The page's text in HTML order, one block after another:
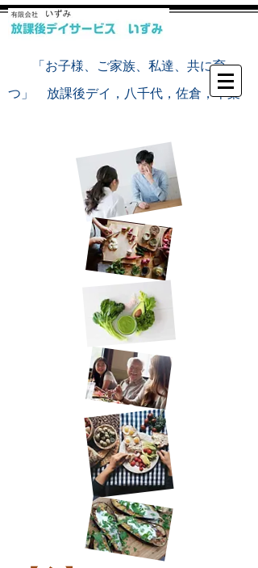
「お子様、ご家族、私達、共に育
つ」 放課後デイ，八千代，佐倉，千葉